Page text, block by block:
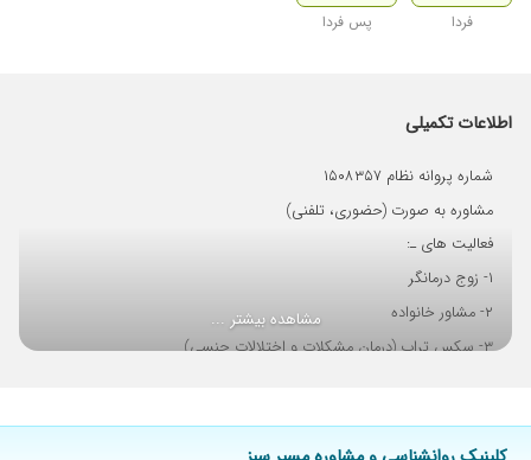
فردا پس فردا
اطلاعات تکمیلی
شماره پروانه نظام ۱۵۰۸۳۵۷
مشاوره به صورت (حضوری، تلفنی)
فعالیت های ـ:
۱- زوج درمانگر
۲- مشاور خانواده
۳- سکس تراپ (درمان مشکلات و اختلالات جنسی)
۵- درمان اختلالات شخصیتی
مشاهده بیشتر ...